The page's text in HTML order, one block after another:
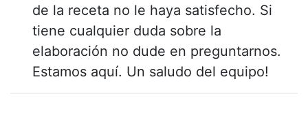
de la receta no le haya satisfecho. Si
tiene cualquier duda sobre la
elaboración no dude en preguntarnos.
Estamos aquí. Un saludo del equipo!